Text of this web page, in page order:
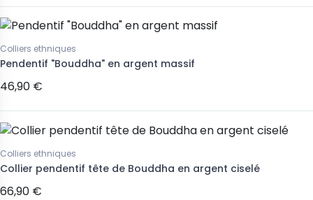
Colliers ethniques
Pendentif "Bouddha" en argent massif
46,90 €
Colliers ethniques
Collier pendentif tête de Bouddha en argent ciselé
66,90 €